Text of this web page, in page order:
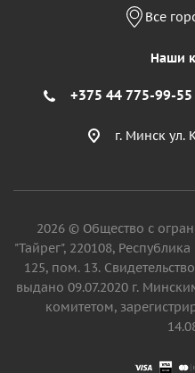
Все
Наши
+375 44 775-99-55
г. Минск ул.
2026 © Общество с
"Тайрег", 220108,
125, пом. 13.
выдано 09.07.2020 г.
комитетом,